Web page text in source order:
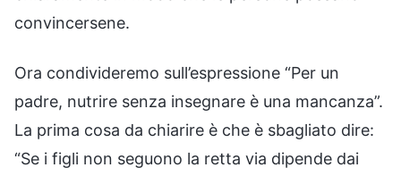
convincersene.
Ora condivideremo sull’espressione “Per un
padre, nutrire senza insegnare è una mancanza”.
La prima cosa da chiarire è che è sbagliato dire:
“Se i figli non seguono la retta via dipende dai